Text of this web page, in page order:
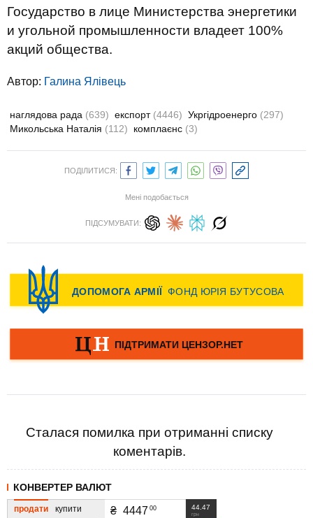
Государство в лице Министерства энергетики
и угольной промышленности владеет 100%
акций общества.
Автор: Галина Ялівець
наглядова рада (639) експорт (4446) Укргідроенерго (297)
Микольська Наталія (112) комплаєнс (3)
ПОДІЛИТИСЯ:
Мені подобається
ПІДСУМУВАТИ:
Сталася помилка при отриманні списку
коментарів.
КОНВЕРТЕР ВАЛЮТ
продати купити 44.47
грн
₴ 4447 00